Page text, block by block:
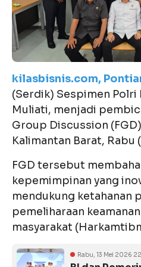
kilasbisnis.com,
(Serdik) Sespimen Polri
Muliati, menjadi
Group Discussion
Kalimantan Barat, Rabu
FGD tersebut
kepemimpinan yang
mendukung ketahanan
pemeliharaan
masyarakat
Rabu, 13 Mei 2026